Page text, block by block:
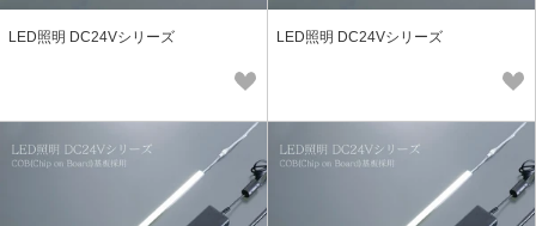
LED照明 DC24Vシリーズ LED照明 DC24Vシリーズ